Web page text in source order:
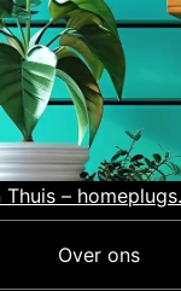
–
Over ons